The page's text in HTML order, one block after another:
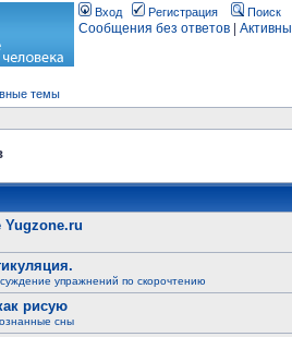
Вход Регистрация Поиск
Сообщения без ответов
темы
Yugzone.ru
упражнений по скорочтению
рисую
сны